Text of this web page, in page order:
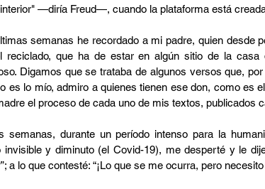
—diría Freud—, cuando la plataforma está
semanas he recordado a mi padre, quien desde
reciclado, que ha de estar en algún sitio de la
Digamos que se trataba de algunos versos que,
es lo mío, admiro a quienes tienen ese don, como es
el proceso de cada uno de mis textos, publicados
semanas, durante un período intenso para la
invisible y diminuto (el Covid-19), me desperté y le
a lo que contesté: “¡Lo que se me ocurra, pero